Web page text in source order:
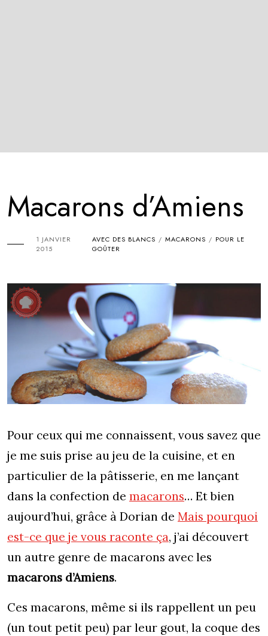
Macarons d’Amiens
1 JANVIER
2015
AVEC DES BLANCS / MACARONS / POUR LE
GOÛTER
Pour ceux qui me connaissent, vous savez que
je me suis prise au jeu de la cuisine, et en
particulier de la pâtisserie, en me lançant
dans la confection de macarons… Et bien
aujourd’hui, grâce à Dorian de Mais pourquoi
est-ce que je vous raconte ça, j’ai découvert
un autre genre de macarons avec les
macarons d’Amiens.
Ces macarons, même si ils rappellent un peu
(un tout petit peu) par leur gout, la coque des